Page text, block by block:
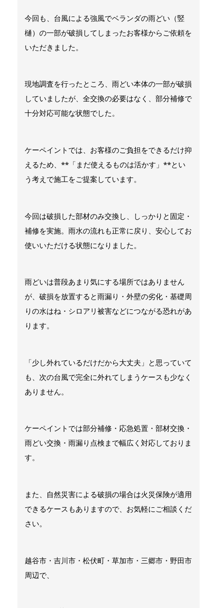
今回も、台風による強風でベランダの雨どい（竪
樋）の一部が破損してしまったお客様からご依頼を
いただきました。
現地調査を行ったところ、雨どい本体の一部が破損
していましたが、全交換の必要はなく、部分補修で
十分対応可能な状態でした。
ケーペイントでは、お客様のご負担をできるだけ抑
えるため、**「まだ使えるものは活かす」**とい
う考えで施工をご提案しています。
今回は破損した部材のみ交換し、しっかりと固定・
補修を実施。雨水の流れも正常に戻り、安心してお
使いいただける状態になりました。
雨どいは普段あまり気にする場所ではありません
が、破損を放置すると雨漏り・外壁の劣化・基礎周
りの水はね・シロアリ被害などにつながる恐れがあ
ります。
「少し外れているだけだから大丈夫」と思っていて
も、次の台風で完全に外れてしまうケースも少なく
ありません。
ケーペイントでは部分補修・応急処置・部材交換・
雨どい交換・雨漏り点検まで幅広く対応しておりま
す。
また、自然災害による破損の場合は火災保険が適用
できるケースもありますので、お気軽にご相談くだ
さい。
越谷市・吉川市・松伏町・草加市・三郷市・野田市
周辺で、